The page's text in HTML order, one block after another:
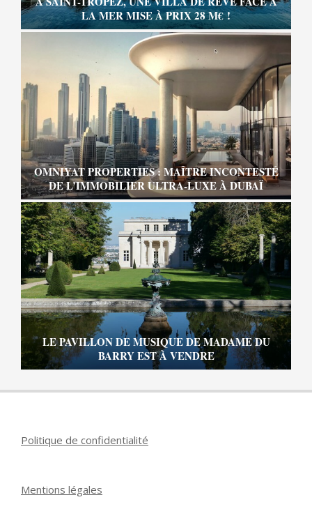
LA MER MISE À PRIX 28 M€ !
OMNIYAT PROPERTIES : MAÎTRE INCONTESTÉ
DE L’IMMOBILIER ULTRA-LUXE À DUBAÏ
LE PAVILLON DE MUSIQUE DE MADAME DU
BARRY EST À VENDRE
Politique de confidentialité
Mentions légales